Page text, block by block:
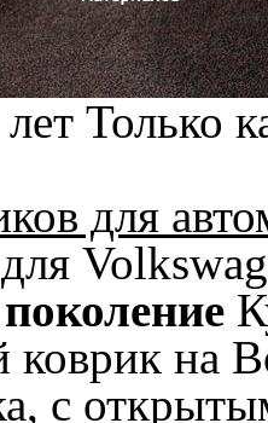
Только
для
коврик на
с